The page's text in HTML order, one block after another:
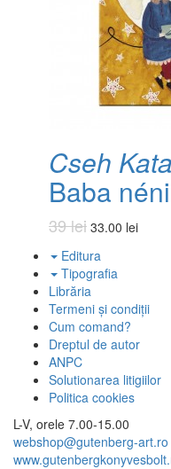
​Cseh
Baba
39 lei 33.00 lei
Editura
Tipografia
Librăria
Termeni și condiții
Cum comand?
Dreptul de autor
ANPC
Solutionarea litigiilor
Politica cookies
L-V, orele 7.00-15.00
webshop@gutenberg-art.ro